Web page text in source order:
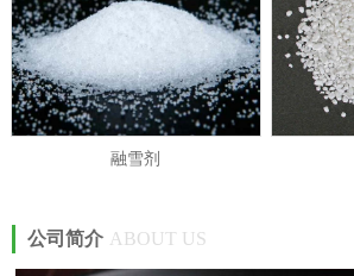
融雪剂
公司简介 ABOUT US